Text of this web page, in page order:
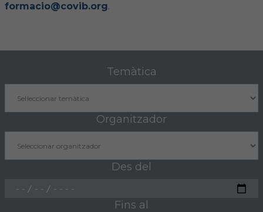
Hemeroteca
formacio@covib.org.
Temàtica
Organitzador
Des del
Fins al